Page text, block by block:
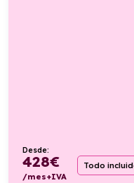
Desde:
428€
/mes+IVA
Todo